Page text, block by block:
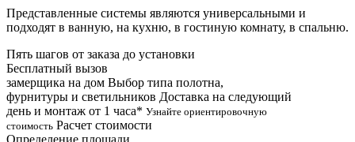
Представленные системы являются универсальными и
подходят в ванную, на кухню, в гостиную комнату, в спальню.
Пять шагов от заказа до установки
Бесплатный вызов
замерщика на дом Выбор типа полотна,
фурнитуры и светильников Доставка на следующий
день и монтаж от 1 часа* Узнайте ориентировочную
стоимость Расчет стоимости
Определение площади